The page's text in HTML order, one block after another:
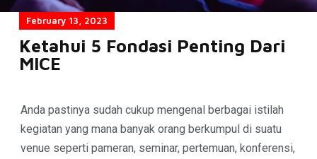
February 13, 2023
Ketahui 5 Fondasi Penting Dari
MICE
Anda pastinya sudah cukup mengenal berbagai istilah
kegiatan yang mana banyak orang berkumpul di suatu
venue seperti pameran, seminar, pertemuan, konferensi,